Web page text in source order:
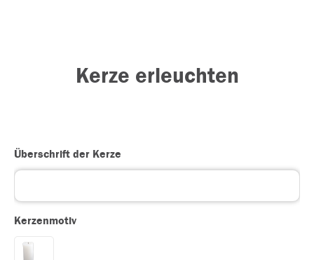
Kerze erleuchten
Überschrift der Kerze
Kerzenmotiv